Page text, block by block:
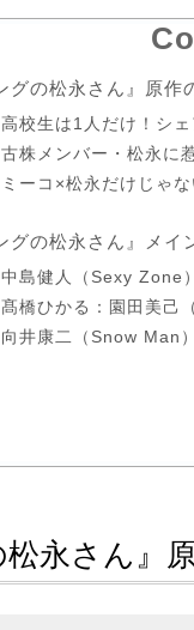
グの松永さん』原作
高校生は1人だけ！シェ
古株メンバー・松永に
ミーコ×松永だけじゃ
グの松永さん』メイ
中島健人（Sexy Zone
髙橋ひかる：園田美己
向井康二（Snow Man
松永さん』